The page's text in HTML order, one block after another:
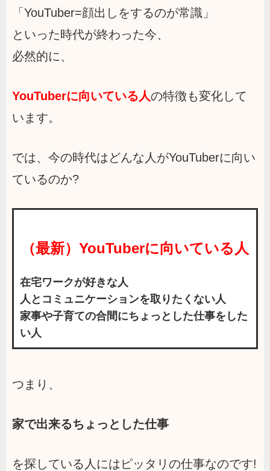
「YouTuber=顔出しをするのが常識」
といった時代が終わった今、
必然的に、
YouTuberに向いている人の特徴も変化して
います。
では、今の時代はどんな人がYouTuberに向い
ているのか?
（最新）YouTuberに向いている人
在宅ワークが好きな人
人とコミュニケーションを取りたくない人
家事や子育ての合間にちょっとした仕事をした
い人
つまり、
家で出来るちょっとした仕事
を探している人にはピッタリの仕事なのです!